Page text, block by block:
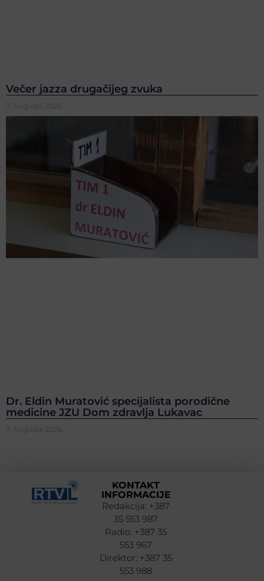
Večer jazza drugačijeg zvuka
7. Augusta 2026.
Dr. Eldin Muratović specijalista porodične
medicine JZU Dom zdravlja Lukavac
7. Augusta 2026.
KONTAKT
INFORMACIJE
Redakcija: +387
35 553 987
Radio: +387 35
553 967
Direktor: +387 35
553 988